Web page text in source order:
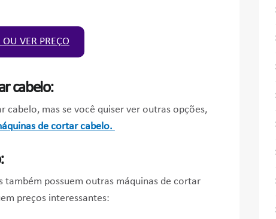
VER PREÇO
cabelo:
cabelo, mas se você quiser ver outras opções,
de cortar cabelo.
também possuem outras máquinas de cortar
preços interessantes: